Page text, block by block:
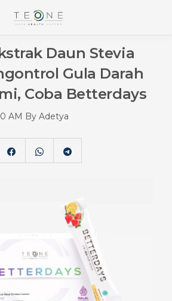
Daun Stevia
Gula Darah
Coba Betterdays
AM By Adetya